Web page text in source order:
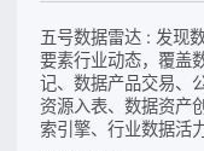
五号数据雷达 : 发现
要素行业动态，覆盖
记、数据产品交易、
资源入表、数据资产
索引擎、行业数据活